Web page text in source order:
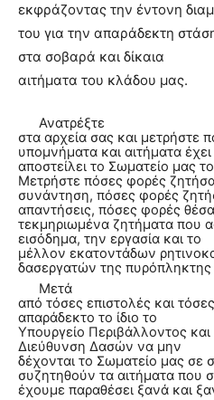
εκφράζοντας την έντονη
του για την απαράδεκτη
στα σοβαρά και δίκαια
αιτήματα του κλάδου μας.
Ανατρέξτε
στα αρχεία σας και μετρήστε
υπομνήματα και αιτήματα έχει
αποστείλει το Σωματείο μας
Μετρήστε πόσες φορές
συνάντηση, πόσες φορές
απαντήσεις, πόσες φορές
τεκμηριωμένα ζητήματα που
εισόδημα, την εργασία και το
μέλλον εκατοντάδων
δασεργατών της πυρόπληκτης
Μετά
από τόσες επιστολές και
απαράδεκτο το ίδιο το
Υπουργείο Περιβάλλοντος και
Διεύθυνση Δασών να μην
δέχονται το Σωματείο μας σε
συζητηθούν τα αιτήματα που
έχουμε παραθέσει ξανά και